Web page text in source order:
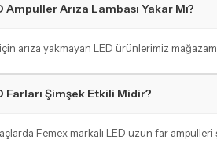
Arıza Lambası Yakar Mı?
arıza yakmayan LED ürünlerimiz
Farları Şimşek Etkili Midir?
Femex markalı LED uzun far